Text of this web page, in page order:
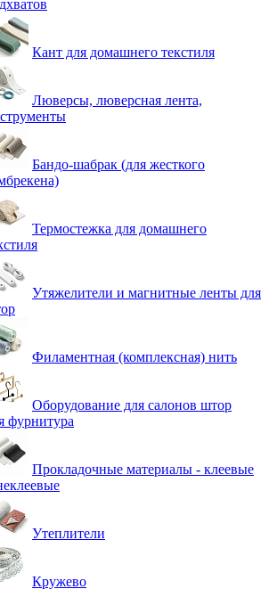
Кант для домашнего текстиля
Люверсы, люверсная лента,
Бандо-шабрак (для жесткого
Термостежка для домашнего
Утяжелители и магнитные ленты для
Филаментная (комплексная) нить
Оборудование для салонов штор
фурнитура
Прокладочные материалы - клеевые
Утеплители
Кружево